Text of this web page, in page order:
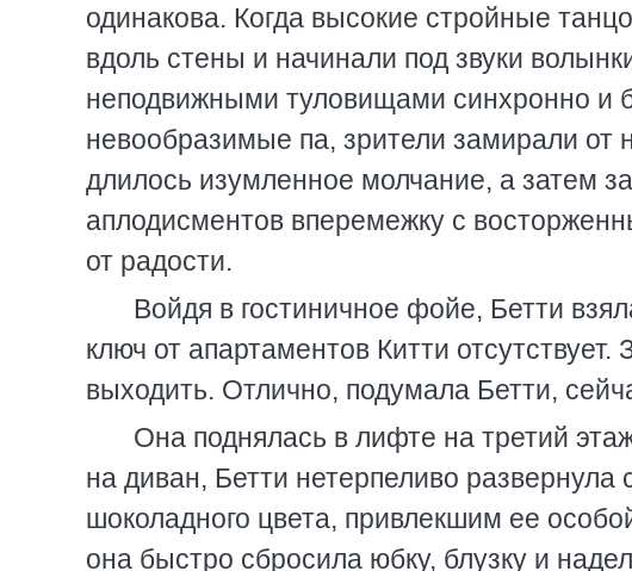
одинакова. Когда высокие стройные
вдоль стены и начинали под звуки
неподвижными туловищами синхронно и
невообразимые па, зрители замирали от
длилось изумленное молчание, а затем
аплодисментов вперемежку с
от радости.
Войдя в гостиничное фойе, Бетти
ключ от апартаментов Китти
выходить. Отлично, подумала Бетти,
Она поднялась в лифте на третий
на диван, Бетти нетерпеливо
шоколадного цвета, привлекшим ее
она быстро сбросила юбку, блузку и